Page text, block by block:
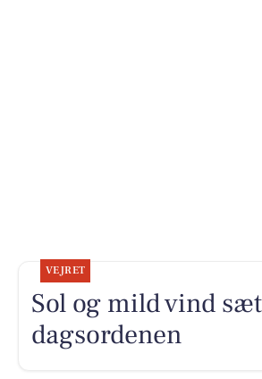
VEJRET
Sol og mild vind
dagsordenen